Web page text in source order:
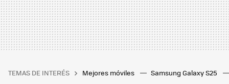
TEMAS DE INTERÉS Mejores móviles Samsung Galaxy S25